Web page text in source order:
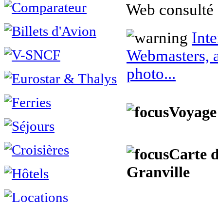
Web
photo...
Carte
Granville